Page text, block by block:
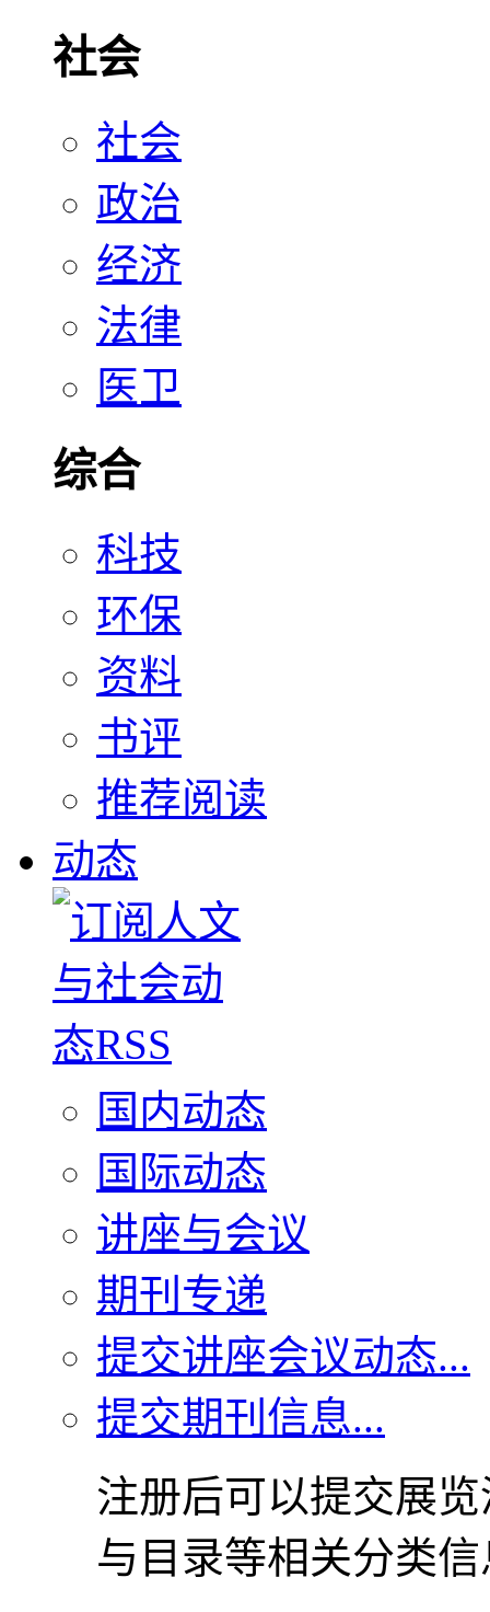
社会
社会
政治
经济
法律
医卫
综合
科技
环保
资料
书评
推荐阅读
动态
国内动态
国际动态
讲座与会议
期刊专递
提交讲座会议动态...
提交期刊信息...
注册后可以提交展
与目录等相关分类